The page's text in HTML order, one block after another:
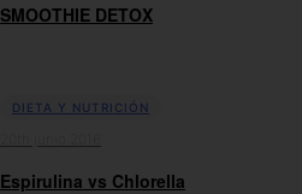
SMOOTHIE DETOX
DIETA Y NUTRICIÓN
Espirulina vs Chlorella